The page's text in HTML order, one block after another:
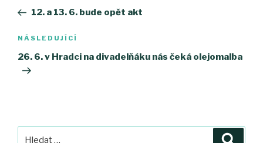
příspěvek
příspěvek
12. a 13. 6. bude opět akt
Následující
příspěvek
NÁSLEDUJÍCÍ
26. 6. v Hradci na divadelňáku nás čeká olejomalba